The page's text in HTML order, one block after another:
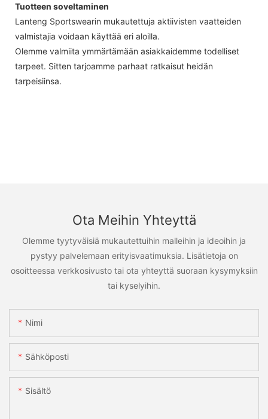
Tuotteen soveltaminen
Lanteng Sportswearin mukautettuja aktiivisten vaatteiden
valmistajia voidaan käyttää eri aloilla.
Olemme valmiita ymmärtämään asiakkaidemme todelliset
tarpeet. Sitten tarjoamme parhaat ratkaisut heidän
tarpeisiinsa.
Ota Meihin Yhteyttä
Olemme tyytyväisiä mukautettuihin malleihin ja ideoihin ja
pystyy palvelemaan erityisvaatimuksia. Lisätietoja on
osoitteessa verkkosivusto tai ota yhteyttä suoraan kysymyksiin
tai kyselyihin.
Nimi
Sähköposti
Sisältö